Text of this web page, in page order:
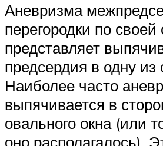
Аневризма
перегородки по своей
представляет
предсердия в одну из
Наиболее часто
выпячивается в
овального окна (или
оно располагалось).